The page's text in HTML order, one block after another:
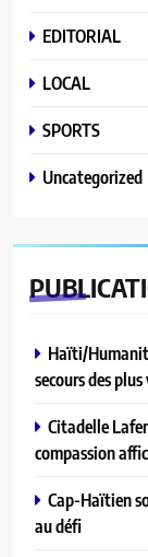
EDITORIAL
LOCAL
SPORTS
Uncategorized
Haïti/
secours des
Citadelle
compassion
Cap-Haïtien
au défi